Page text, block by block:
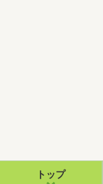
トップ